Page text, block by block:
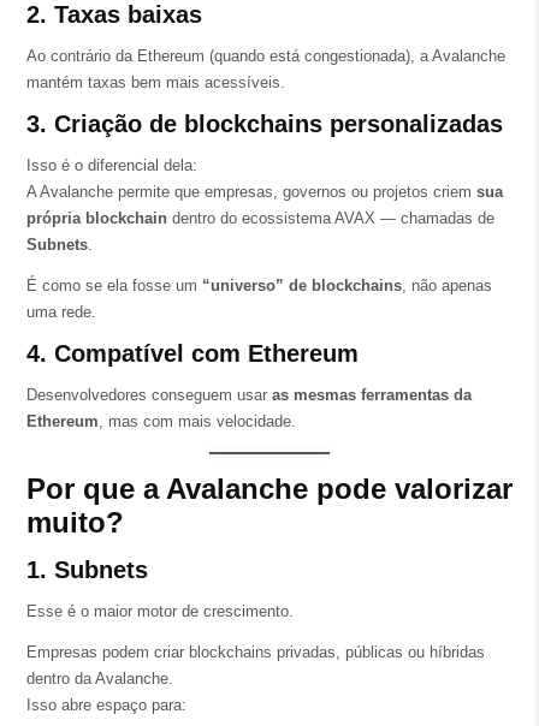
2. Taxas baixas
Ao contrário da Ethereum (quando está congestionada), a Avalanche
mantém taxas bem mais acessíveis.
3. Criação de blockchains personalizadas
Isso é o diferencial dela:
A Avalanche permite que empresas, governos ou projetos criem sua
própria blockchaindentro do ecossistema AVAX — chamadas de
Subnets.
É como se ela fosse um “universo” de blockchains, não apenas
uma rede.
4. Compatível com Ethereum
Desenvolvedores conseguem usar as mesmas ferramentas da
Ethereum, mas com mais velocidade.
Por que a Avalanche pode valorizar
muito?
1. Subnets
Esse é o maior motor de crescimento.
Empresas podem criar blockchains privadas, públicas ou híbridas
dentro da Avalanche.
Isso abre espaço para: